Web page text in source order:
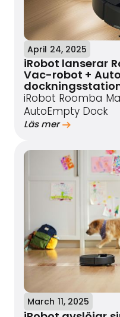
April 24, 2025
iRobot lanserar
Vac-robot +
iRobot Roomba
AutoEmpty Dock
Läs mer
March 11, 2025